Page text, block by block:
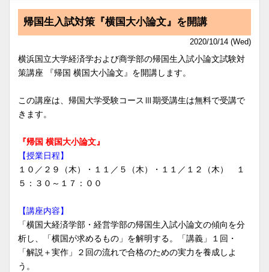
帰国生入試対策『横国大小論文』を開講
2020/10/14 (Wed)
横浜国立大学経済学および商学部の帰国生入試小論文試験対
策講座 『帰国 横国大小論文』を開講します。
この講座は、帰国大学受験コースⅢ期受講生は無料で受講で
きます。
『帰国 横国大小論文』
【授業日程】
１０／２９（木）・１１／５（木）・１１／１２（木） １
５：３０～１７：００
【講座内容】
「横国大経済学部・経営学部の帰国生入試小論文の傾向を分
析し、「横国が求めるもの」を解明する。「講義」１回・
「解説＋実作」２回の流れで合格のための実力を養成しよ
う。